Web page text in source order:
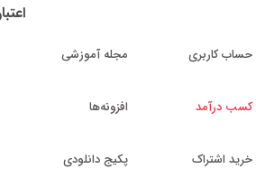
حساب کاربری
کسب درآمد
خرید اشتراک
مجله آموزشی
افزونه‌ها
پکیج دانلودی